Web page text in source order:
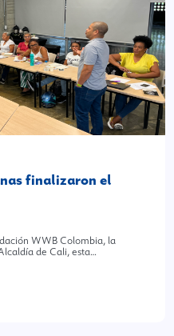
finalizaron el
WWB Colombia, la
de Cali, esta…